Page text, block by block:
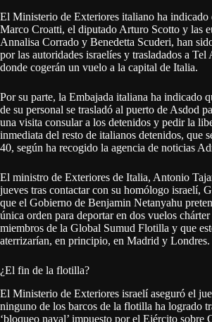
El Ministerio de Exteriores italiano ha indicado
Marco Croatti, el diputado Arturo Scotto y las
Annalisa Corrado y Benedetta Scuderi, han
por las autoridades israelíes y trasladados a Tel
donde cogerán un vuelo a la capital de Italia.
Por su parte, la Embajada italiana ha indicado
de su personal se trasladó al puerto de Asdod
una visita consular a los detenidos y pedir la
inmediata del resto de italianos detenidos, que
40, según ha recogido la agencia de noticias
El ministro de Exteriores de Italia, Antonio
jueves tras contactar con su homólogo israelí,
que el Gobierno de Benjamin Netanyahu
única orden para deportar en dos vuelos
miembros de la Global Sumud Flotilla y que
aterrizarían, en principio, en Madrid y Londres.
¿El fin de la flotilla?
El Ministerio de Exteriores israelí aseguró el
ninguno de los barcos de la flotilla ha logrado
‘bloqueo naval’ impuesto por el Ejército sobre